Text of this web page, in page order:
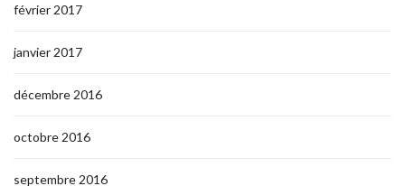
février 2017
janvier 2017
décembre 2016
octobre 2016
septembre 2016